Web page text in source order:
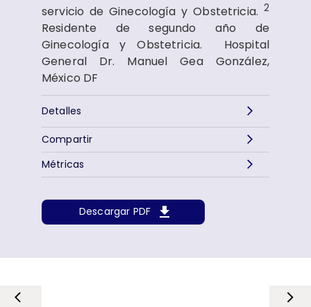
servicio de Ginecología y Obstetricia. 2
Residente de segundo año de
Ginecología y Obstetricia. Hospital
General Dr. Manuel Gea González,
México DF
Detalles
Descargar PDF
Métricas
Compartir